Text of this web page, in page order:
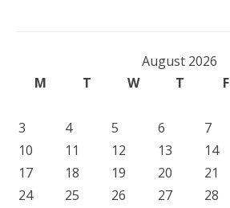
August 2026
M
T W T F
3
4 5 6 7
10
11 12 13 14
17
18 19 20 21
24
25 26 27 28